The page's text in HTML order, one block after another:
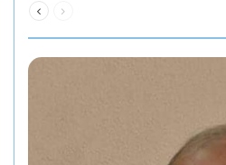
الصفحةالصفحة